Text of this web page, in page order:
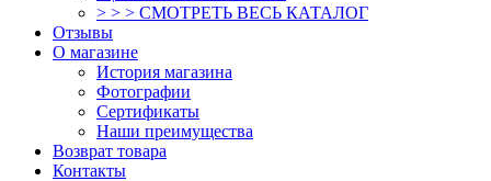
> > > СМОТРЕТЬ ВЕСЬ КАТАЛОГ
Отзывы
О магазине
История магазина
Фотографии
Сертификаты
Наши преимущества
Возврат товара
Контакты